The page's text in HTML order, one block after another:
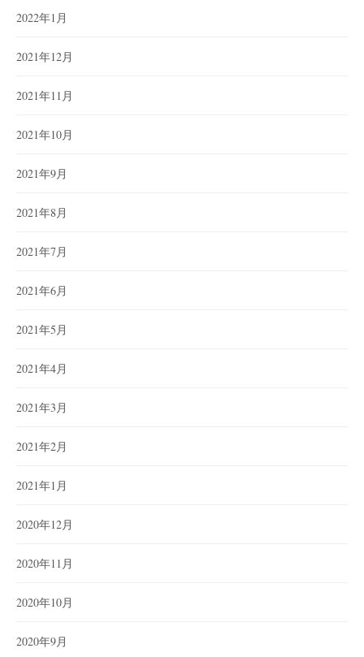
2022年1月
2021年12月
2021年11月
2021年10月
2021年9月
2021年8月
2021年7月
2021年6月
2021年5月
2021年4月
2021年3月
2021年2月
2021年1月
2020年12月
2020年11月
2020年10月
2020年9月